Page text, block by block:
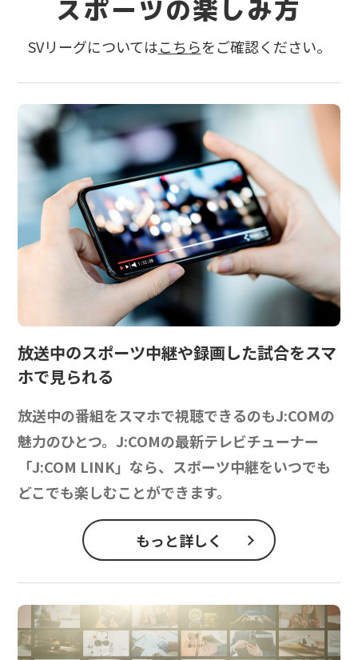
スポーツの楽しみ方
SVリーグについてはこちらをご確認ください。
放送中のスポーツ中継や録画した試合をスマ
ホで見られる
放送中の番組をスマホで視聴できるのもJ:COMの
魅力のひとつ。J:COMの最新テレビチューナー
「J:COM LINK」なら、スポーツ中継をいつでも
どこでも楽しむことができます。
もっと詳しく